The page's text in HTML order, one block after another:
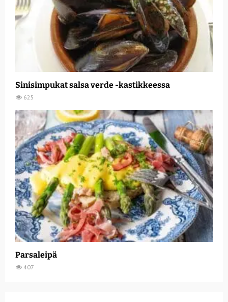
Sinisimpukat salsa verde -kastikkeessa
625
Parsaleipä
407